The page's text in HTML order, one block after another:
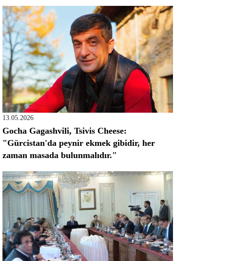
13.05.2026
Gocha Gagashvili, Tsivis Cheese:
"Gürcistan'da peynir ekmek gibidir, her
zaman masada bulunmalıdır."